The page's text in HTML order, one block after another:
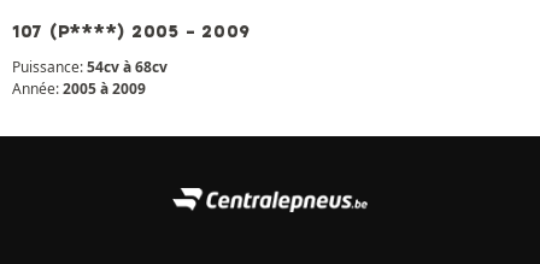
107 (P****) 2005 - 2009
Puissance:54cv à 68cv
Année:2005 à 2009